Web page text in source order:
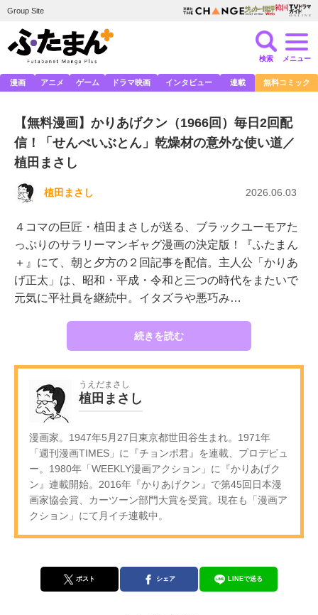
Group Site
検索 メニュー
漫画 アニメ ゲーム ドラマ映画 インタビュー 連載 無料コミック
【無料漫画】かりあげクン（1966回）毎日2回配
信！「せんべいぶとん」乾燥材の意外な使い道／
植田まさし
植田まさし 2026.06.03
４コマの巨匠・植田まさしが送る、ブラックユーモアた
っぷりのサラリーマンギャグ漫画の決定版！『ふたまん
＋』にて、朝と夕方の２回記事を配信。主人公「かりあ
げ正太」は、昭和・平成・令和と三つの時代をまたいで
元気に平社員を継続中。イタズラや悪巧み…
続きを読む
うえだまさし
植田まさし
漫画家。1947年5月27日東京都世田谷生まれ。1971年
「週刊漫画TIMES」に『チョンボ君』を連載、プロデビュ
ー。1980年「WEEKLY漫画アクション」に『かりあげク
ン』連載開始。2016年『かりあげクン』で第45回日本漫
画家協会賞、カーツーン部門大賞を受賞。現在も「漫画ア
クション」にて月イチ連載中。
ポスト シェア LINEで送る